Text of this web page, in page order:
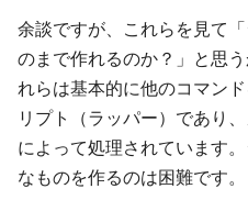
余談ですが、これらを見て
のまで作れるのか？」と思
れらは基本的に他のコマン
リプト（ラッパー）であり
によって処理されています
なものを作るのは困難です。